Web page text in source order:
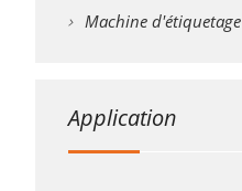
Machine d'étiquetage
Application